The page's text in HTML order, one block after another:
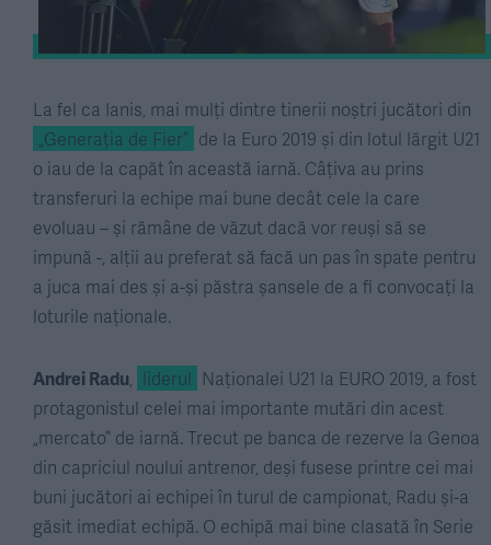
La fel ca Ianis, mai mulți dintre tinerii noștri jucători din
„Generația de Fier” de la Euro 2019 și din lotul lărgit U21
o iau de la capăt în această iarnă. Câțiva au prins
transferuri la echipe mai bune decât cele la care
evoluau – și rămâne de văzut dacă vor reuși să se
impună -, alții au preferat să facă un pas în spate pentru
a juca mai des și a-și păstra șansele de a fi convocați la
loturile naționale.
Andrei Radu, liderul Naționalei U21 la EURO 2019, a fost
protagonistul celei mai importante mutări din acest
„mercato” de iarnă. Trecut pe banca de rezerve la Genoa
din capriciul noului antrenor, deși fusese printre cei mai
buni jucători ai echipei în turul de campionat, Radu și-a
găsit imediat echipă. O echipă mai bine clasată în Serie